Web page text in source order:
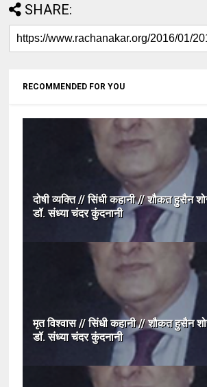
SHARE:
RECOMMENDED FOR YOU
दोषी व्यक्ति // सिंधी कहानी // शौकत हुसैन
डॉ. संध्या चंदर कुंदनानी
मृत विश्वास // सिंधी कहानी // शौकत हुसैन
डॉ. संध्या चंदर कुंदनानी